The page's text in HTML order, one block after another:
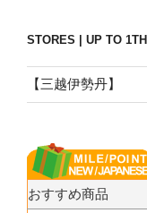
STORES | UP TO 1TH
【三越伊勢丹】
おすすめ商品